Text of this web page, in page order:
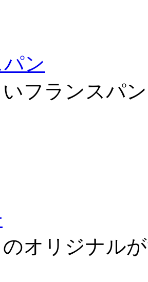
ン
フランスパ
オリジナル